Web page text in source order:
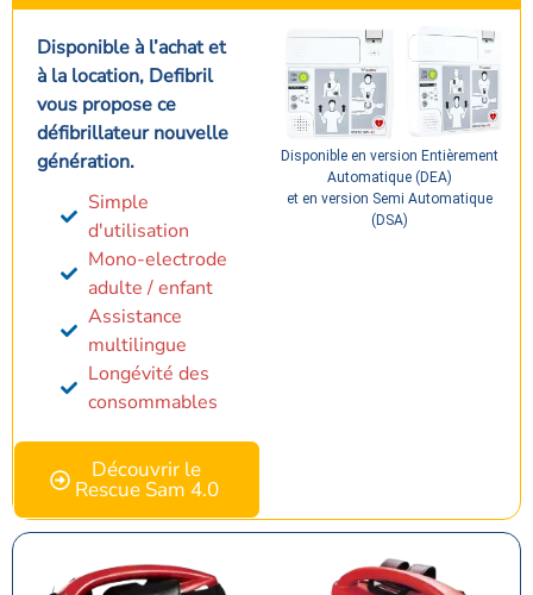
Disponible à l’achat et
à la location, Defibril
vous propose ce
défibrillateur nouvelle
génération.
Simple
d'utilisation
Mono-electrode
adulte / enfant
Assistance
multilingue
Longévité des
consommables
Découvrir le
Rescue Sam 4.0
Disponible en version Entièrement
Automatique (DEA)
et en version Semi Automatique
(DSA)